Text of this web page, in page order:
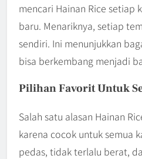
mencari Hainan Rice setiap
baru. Menariknya, setiap
sendiri. Ini menunjukkan
bisa berkembang menjadi
Pilihan Favorit Untuk
Salah satu alasan Hainan
karena cocok untuk semua
pedas, tidak terlalu berat,